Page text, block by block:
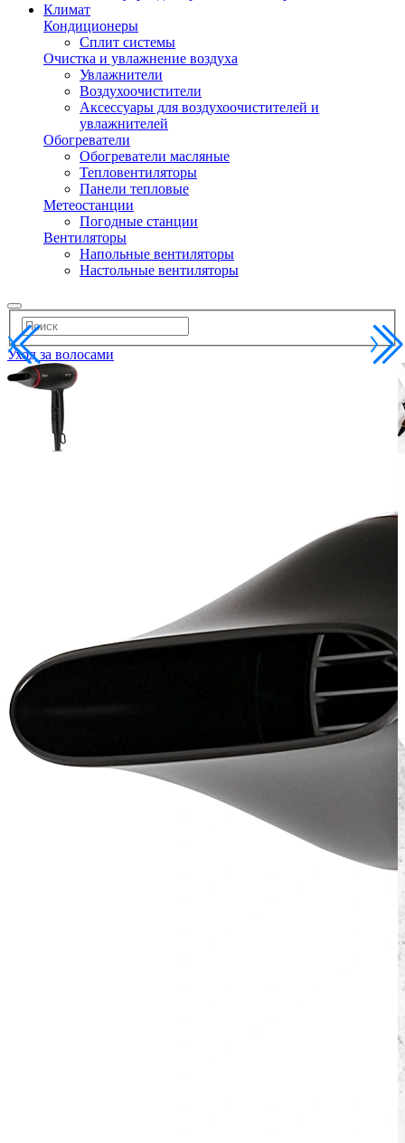
Климат
Кондиционеры
Сплит системы
Очистка и увлажнение воздуха
Увлажнители
Воздухоочистители
Аксессуары для воздухоочистителей и
увлажнителей
Обогреватели
Обогреватели масляные
Тепловентиляторы
Панели тепловые
Метеостанции
Погодные станции
Вентиляторы
Напольные вентиляторы
Настольные вентиляторы
Уход за волосами